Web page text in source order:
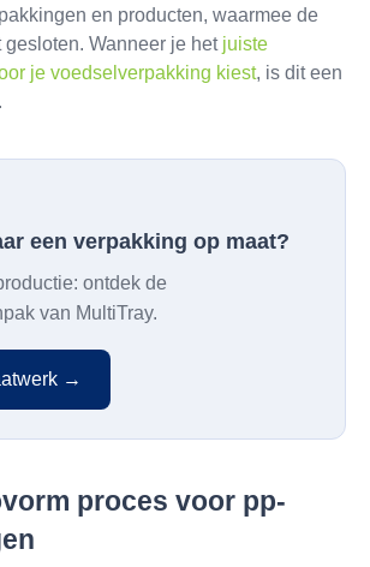
en producten, waarmee de
gesloten. Wanneer je hetjuiste
je voedselverpakking kiest, is dit een
een verpakking op maat?
ontdek de
van MultiTray.
→
proces voor pp-